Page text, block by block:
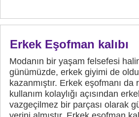
Erkek Eşofman kalıbı
Modanın bir yaşam felsefesi
günümüzde, erkek giyimi de
kazanmıştır. Erkek eşofmanı da
kullanım kolaylığı açısından
vazgeçilmez bir parçası olarak